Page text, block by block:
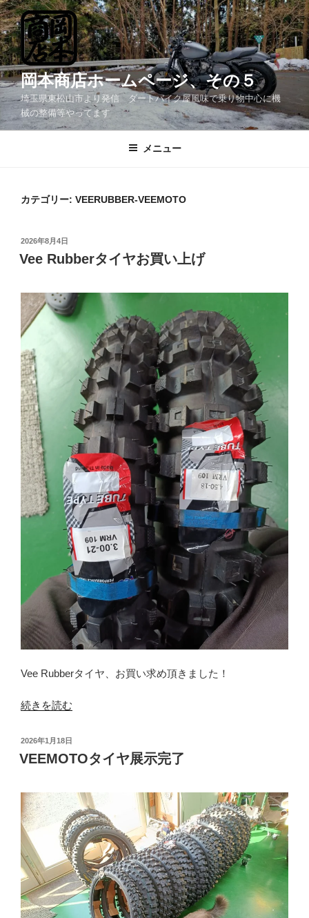
コ
ン
テ
ン
ツ
へ
ス
キ
岡本商店ホームページ、その５
埼玉県東松山市より発信 ダートバイク屋風味で乗り物中心に機
械の整備等やってます
メニュー
カテゴリー: VEERUBBER-VEEMOTO
投
稿
日:
2026年8月4日
Vee Rubberタイヤお買い上げ
Vee Rubberタイヤ、お買い求め頂きました！
“Vee
タ
イ
買
い
上
げ”
の
続きを読む
投
稿
日:
2026年1月18日
VEEMOTOタイヤ展示完了